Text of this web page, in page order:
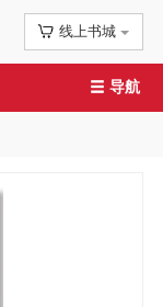
线上书城首
页
导航